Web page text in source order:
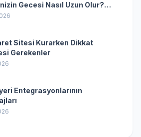
Gecesi Nasıl Uzun Olur?
Yazılımın Güçlü Rolü)
Sitesi Kurarken Dikkat
Gerekenler
Entegrasyonlarının